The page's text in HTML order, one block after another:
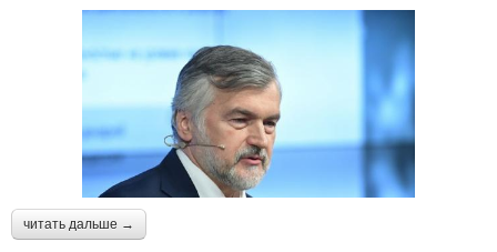
читать дальше →